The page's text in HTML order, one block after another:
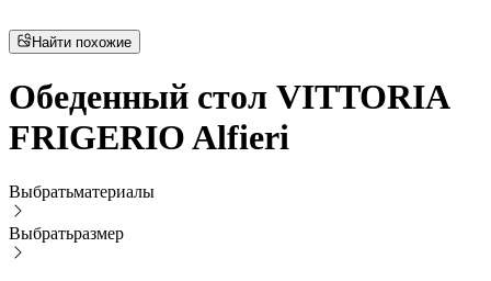
Найти похожие
Обеденный стол VITTORIA
FRIGERIO Alfieri
Выбратьматериалы
Выбратьразмер